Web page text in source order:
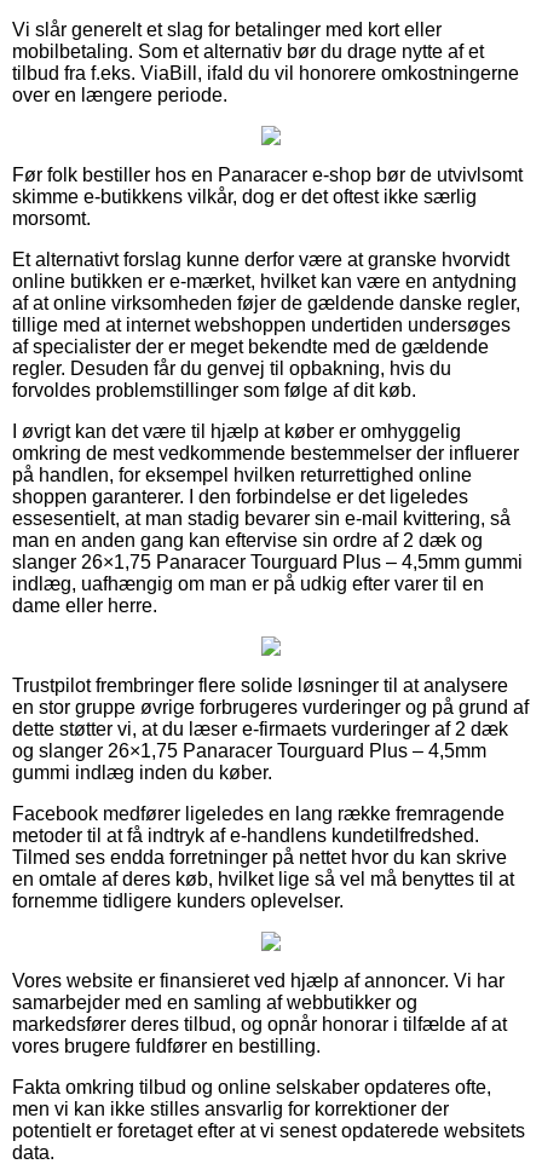
Vi slår generelt et slag for betalinger med kort eller
mobilbetaling. Som et alternativ bør du drage nytte af et
tilbud fra f.eks. ViaBill, ifald du vil honorere omkostningerne
over en længere periode.
Før folk bestiller hos en Panaracer e-shop bør de utvivlsomt
skimme e-butikkens vilkår, dog er det oftest ikke særlig
morsomt.
Et alternativt forslag kunne derfor være at granske hvorvidt
online butikken er e-mærket, hvilket kan være en antydning
af at online virksomheden føjer de gældende danske regler,
tillige med at internet webshoppen undertiden undersøges
af specialister der er meget bekendte med de gældende
regler. Desuden får du genvej til opbakning, hvis du
forvoldes problemstillinger som følge af dit køb.
I øvrigt kan det være til hjælp at køber er omhyggelig
omkring de mest vedkommende bestemmelser der influerer
på handlen, for eksempel hvilken returrettighed online
shoppen garanterer. I den forbindelse er det ligeledes
essesentielt, at man stadig bevarer sin e-mail kvittering, så
man en anden gang kan eftervise sin ordre af 2 dæk og
slanger 26×1,75 Panaracer Tourguard Plus – 4,5mm gummi
indlæg, uafhængig om man er på udkig efter varer til en
dame eller herre.
Trustpilot frembringer flere solide løsninger til at analysere
en stor gruppe øvrige forbrugeres vurderinger og på grund af
dette støtter vi, at du læser e-firmaets vurderinger af 2 dæk
og slanger 26×1,75 Panaracer Tourguard Plus – 4,5mm
gummi indlæg inden du køber.
Facebook medfører ligeledes en lang række fremragende
metoder til at få indtryk af e-handlens kundetilfredshed.
Tilmed ses endda forretninger på nettet hvor du kan skrive
en omtale af deres køb, hvilket lige så vel må benyttes til at
fornemme tidligere kunders oplevelser.
Vores website er finansieret ved hjælp af annoncer. Vi har
samarbejder med en samling af webbutikker og
markedsfører deres tilbud, og opnår honorar i tilfælde af at
vores brugere fuldfører en bestilling.
Fakta omkring tilbud og online selskaber opdateres ofte,
men vi kan ikke stilles ansvarlig for korrektioner der
potentielt er foretaget efter at vi senest opdaterede websitets
data.